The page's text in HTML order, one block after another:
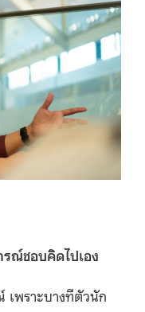
ณ์ชอบคิดไปเอง
เพราะบางทีตัวนัก